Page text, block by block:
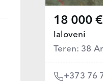
18 000 €
Ialoveni
Teren: 38
+373 76